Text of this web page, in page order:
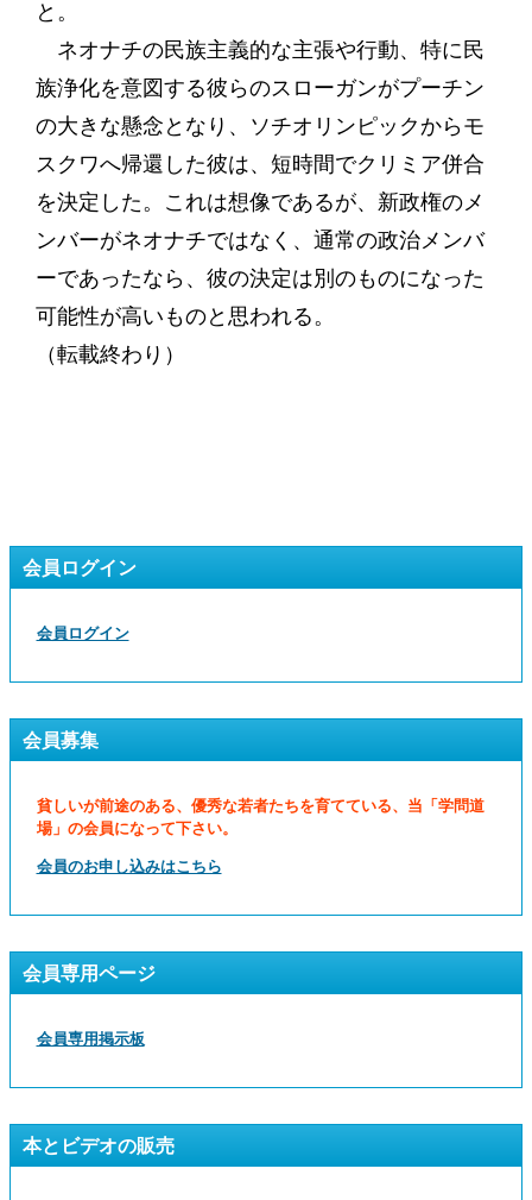
と。
ネオナチの民族主義的な主張や行動、特に民
族浄化を意図する彼らのスローガンがプーチン
の大きな懸念となり、ソチオリンピックからモ
スクワへ帰還した彼は、短時間でクリミア併合
を決定した。これは想像であるが、新政権のメ
ンバーがネオナチではなく、通常の政治メンバ
ーであったなら、彼の決定は別のものになった
可能性が高いものと思われる。
（転載終わり）
会員ログイン
会員ログイン
会員募集
貧しいが前途のある、優秀な若者たちを育てている、当「学問道
場」の会員になって下さい。
会員のお申し込みはこちら
会員専用ページ
会員専用掲示板
本とビデオの販売